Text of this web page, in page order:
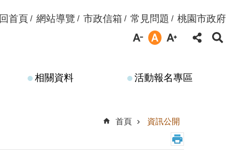
回首頁 網站導覽 市政信箱 常見問題 桃園市政府
相關資料 活動報名專區
首頁
資訊公開